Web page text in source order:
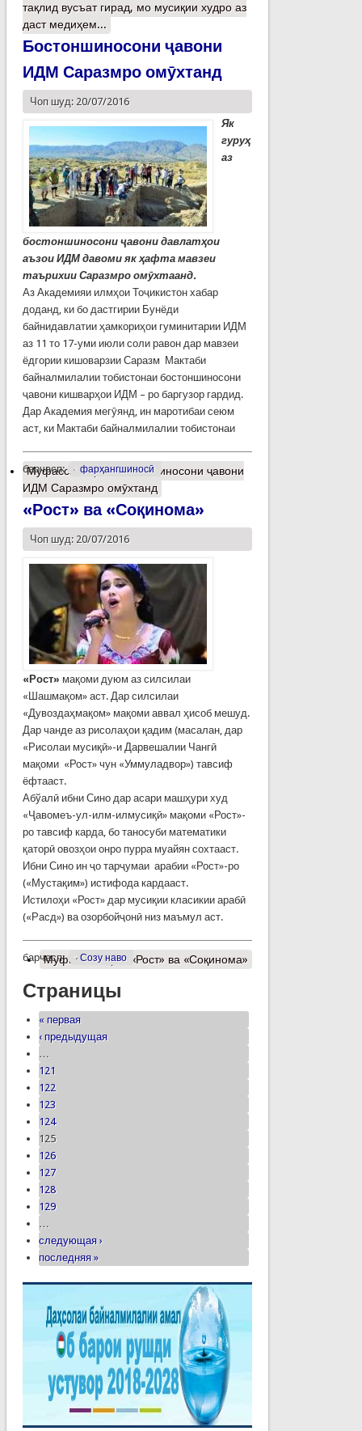
тақлид вусъат гирад, мо мусиқии худро аз
даст медиҳем...
Бостоншиносони ҷавони
ИДМ Саразмро омӯхтанд
Чоп шуд: 20/07/2016
Як
гуруҳ
аз
бостоншиносониҷавони давлатҳои
аъзои ИДМ давоми якҳафта мавзеи
таърихии Саразмро омӯхтаанд.
Аз Академияи илмҳои Тоҷикистон хабар
доданд, ки бо дастгирии Бунёди
байнидавлатии ҳамкориҳои гуминитарии ИДМ
аз 11 то 17-уми июли соли равон дар мавзеи
ёдгории кишоварзии Саразм Мактаби
байналмилалии тобистонаи бостоншиносони
ҷавони кишварҳои ИДМ – ро баргузор гардид.
Дар Академия мегӯянд, ин маротибаи сеюм
аст, ки Мактаби байналмилалии тобистонаи
барчасп: фарҳангшиносӣ
Муфассалтаро Бостоншиносони ҷавони
ИДМ Саразмро омӯхтанд
«Рост» ва «Соқинома»
Чоп шуд: 20/07/2016
«Рост» мақоми дуюм аз силсилаи
«Шашмақом» аст. Дар силсилаи
«Дувоздаҳмақом» мақоми аввал ҳисоб мешуд.
Дар чанде аз рисолаҳои қадим (масалан, дар
«Рисолаи мусиқӣ»-и Дарвешалии Чангӣ
мақоми «Рост» чун «Уммуладвор») тавсиф
ёфтааст.
Абўалӣ ибни Сино дар асари машҳури худ
«Ҷавомеъ-ул-илм-илмусиқӣ» мақоми «Рост»-
ро тавсиф карда, бо таносуби математики
қаторӣ овозҳои онро пурра муайян сохтааст.
Ибни Сино ин ҷо тарҷумаи арабии «Рост»-ро
(«Мустақим») истифода кардааст.
Истилоҳи «Рост» дар мусиқии класикии арабӣ
(«Расд») ва озорбойҷонӣ низ маъмул аст.
барчасп: Созу наво
Муфассалтаро «Рост» ва «Соқинома»
Страницы
« первая
‹ предыдущая
…
121
122
123
124
125
126
127
128
129
…
следующая ›
последняя »